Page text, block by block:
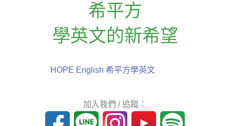
希平方
學英文的新希望
HOPE English 希平方學英文
加入我們 / 追蹤：